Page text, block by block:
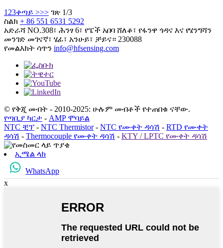
1 23ቀጣይ >>> ገጽ 1/3
ስልክ + 86 551 6531 5292
አድራሻ NO.308፣ ሕንፃ 6፣ የፔች አበባ ሸለቆ፣ የፋንዋ ጎዳና እና የሄንግሻን
መንገድ መገናኛ፣ ሄፊ፣ አንሁይ፣ ቻይና። 230088
የመልእክት ሳጥን info@hfsensing.com
© የቅጂ መብት - 2010-2025: ሁሉም መብቶች የተጠበቁ ናቸው.
የጣቢያ ካርታ - AMP ሞባይል
NTC ቺፕ - NTC Thermistor- NTC የሙቀት ዳሳሽ - RTD የሙቀት
ዳሳሽ - Thermocouple የሙቀት ዳሳሽ - KTY / LPTC የሙቀት ዳሳሽ
ኢሜል ላክ
WhatsApp
x